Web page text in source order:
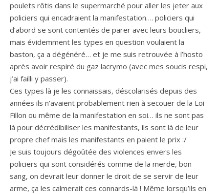
poulets rôtis dans le supermarché pour aller les jeter aux
policiers qui encadraient la manifestation…. policiers qui
d’abord se sont contentés de parer avec leurs boucliers,
mais évidemment les types en question voulaient la
baston, ça a dégénéré… et je me suis retrouvée à l’hosto
après avoir respiré du gaz lacrymo (avec mes soucis respi,
j’ai failli y passer).
Ces types là je les connaissais, déscolarisés depuis des
années ils n’avaient probablement rien à secouer de la Loi
Fillon ou même de la manifestation en soi… ils ne sont pas
là pour décrédibiliser les manifestants, ils sont là de leur
propre chef mais les manifestants en paient le prix :/
Je suis toujours dégoûtée des violences envers les
policiers qui sont considérés comme de la merde, bon
sang, on devrait leur donner le droit de se servir de leur
arme, ça les calmerait ces connards-là ! Même lorsqu’ils en